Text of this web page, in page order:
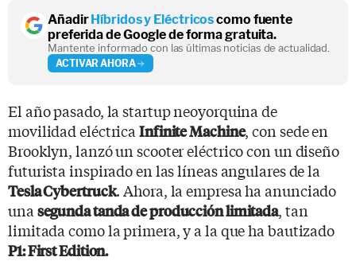
AñadirHíbridos y Eléctricoscomo fuente
preferida de Google de forma gratuita.
Mantente informado con las últimas noticias de actualidad.
ACTIVAR AHORA
El año pasado, la startup neoyorquina de
movilidad eléctrica Infinite Machine, con sede en
Brooklyn, lanzó un scooter eléctrico con un diseño
futurista inspirado en las líneas angulares de la
Tesla Cybertruck. Ahora, la empresa ha anunciado
una segunda tanda de producción limitada, tan
limitada como la primera, y a la que ha bautizado
P1: First Edition.